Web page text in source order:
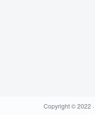
Copyright © 2022 ·